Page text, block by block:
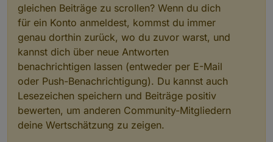
gleichen Beiträge zu scrollen? Wenn du dich
für ein Konto anmeldest, kommst du immer
genau dorthin zurück, wo du zuvor warst, und
kannst dich über neue Antworten
benachrichtigen lassen (entweder per E-Mail
oder Push-Benachrichtigung). Du kannst auch
Lesezeichen speichern und Beiträge positiv
bewerten, um anderen Community-Mitgliedern
deine Wertschätzung zu zeigen.